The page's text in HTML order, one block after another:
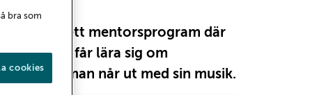
och är ett mentorsprogram där
annat får lära sig om
och hur man når ut med sin musik.
bra som
cookies